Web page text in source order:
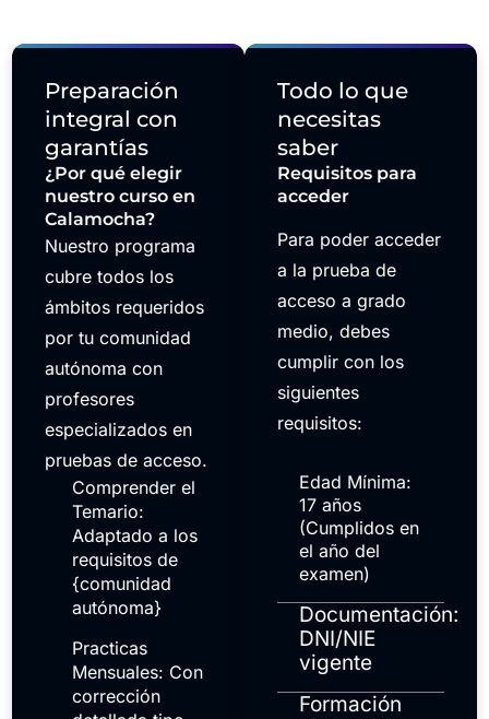
Preparación
integral con
garantías
¿Por qué elegir
nuestro curso en
Calamocha?
Nuestro programa
cubre todos los
ámbitos requeridos
por tu comunidad
autónoma con
profesores
especializados en
pruebas de acceso.
Comprender el
Temario:
Adaptado a los
requisitos de
{comunidad
autónoma}
Practicas
Mensuales: Con
corrección
Todo lo que
necesitas
saber
Requisitos para
acceder
Para poder acceder
a la prueba de
acceso a grado
medio, debes
cumplir con los
siguientes
requisitos:
Edad Mínima:
17 años
(Cumplidos en
el año del
examen)
Documentación:
DNI/NIE
vigente
Formación